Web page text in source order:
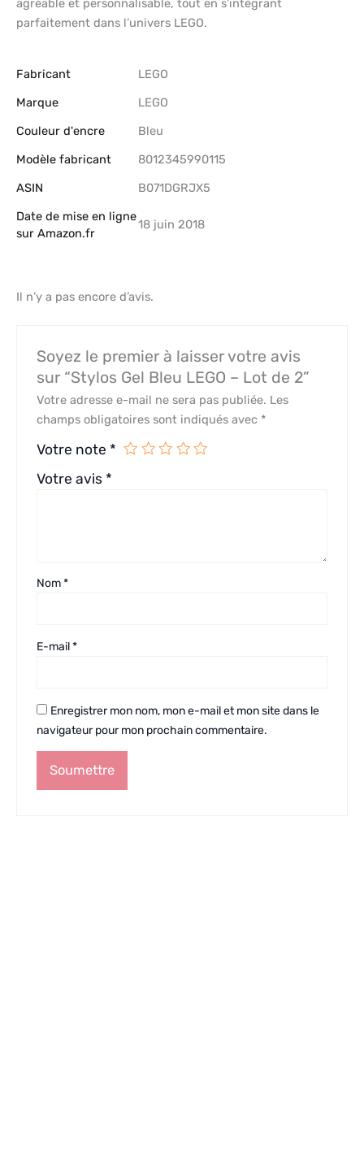
agréable et personnalisable, tout en s’intégrant
parfaitement dans l’univers LEGO.
Fabricant
‎LEGO
Marque
‎LEGO
Couleur d'encre
‎Bleu
Modèle fabricant
‎8012345990115
ASIN
B071DGRJX5
Date de mise en ligne
sur Amazon.fr
18 juin 2018
Il n’y a pas encore d’avis.
Soyez le premier à laisser votre avis
sur “Stylos Gel Bleu LEGO – Lot de 2”
Votre adresse e-mail ne sera pas publiée. Les
champs obligatoires sont indiqués avec *
Votre note *
Votre avis *
Nom*
E-mail*
Enregistrer mon nom, mon e-mail et mon site dans le
navigateur pour mon prochain commentaire.